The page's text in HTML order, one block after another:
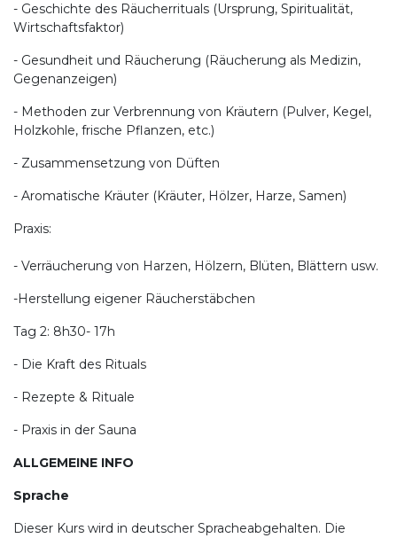
- Geschichte des Räucherrituals (Ursprung, Spiritualität,
Wirtschaftsfaktor)
- Gesundheit und Räucherung (Räucherung als Medizin,
Gegenanzeigen)
- Methoden zur Verbrennung von Kräutern (Pulver, Kegel,
Holzkohle, frische Pflanzen, etc.)
- Zusammensetzung von Düften
- Aromatische Kräuter (Kräuter, Hölzer, Harze, Samen)
Praxis:
- Verräucherung von Harzen, Hölzern, Blüten, Blättern usw.
-Herstellung eigener Räucherstäbchen
Tag 2: 8h30- 17h
- Die Kraft des Rituals
- Rezepte & Rituale
- Praxis in der Sauna
ALLGEMEINE INFO
Sprache
Dieser Kurs wird in deutscher Spracheabgehalten. Die